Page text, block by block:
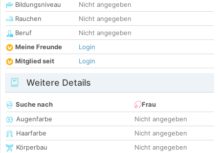
Bildungsniveau
Nicht angegeben
Rauchen
Nicht angegeben
Beruf
Nicht angegeben
Meine Freunde
Login
Mitglied seit
Login
Weitere Details
Suche nach
Frau
Augenfarbe
Nicht angegeben
Haarfarbe
Nicht angegeben
Körperbau
Nicht angegeben